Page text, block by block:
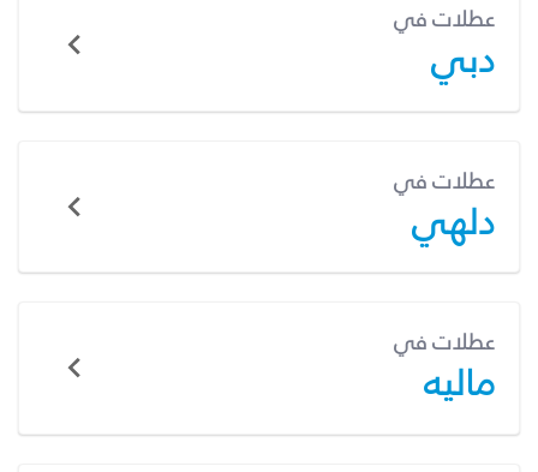
عطلات في
دبي
عطلات في
دلهي
عطلات في
ماليه